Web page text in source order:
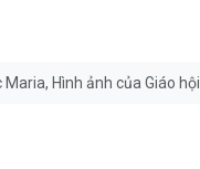
Maria, Hình ảnh của Giáo